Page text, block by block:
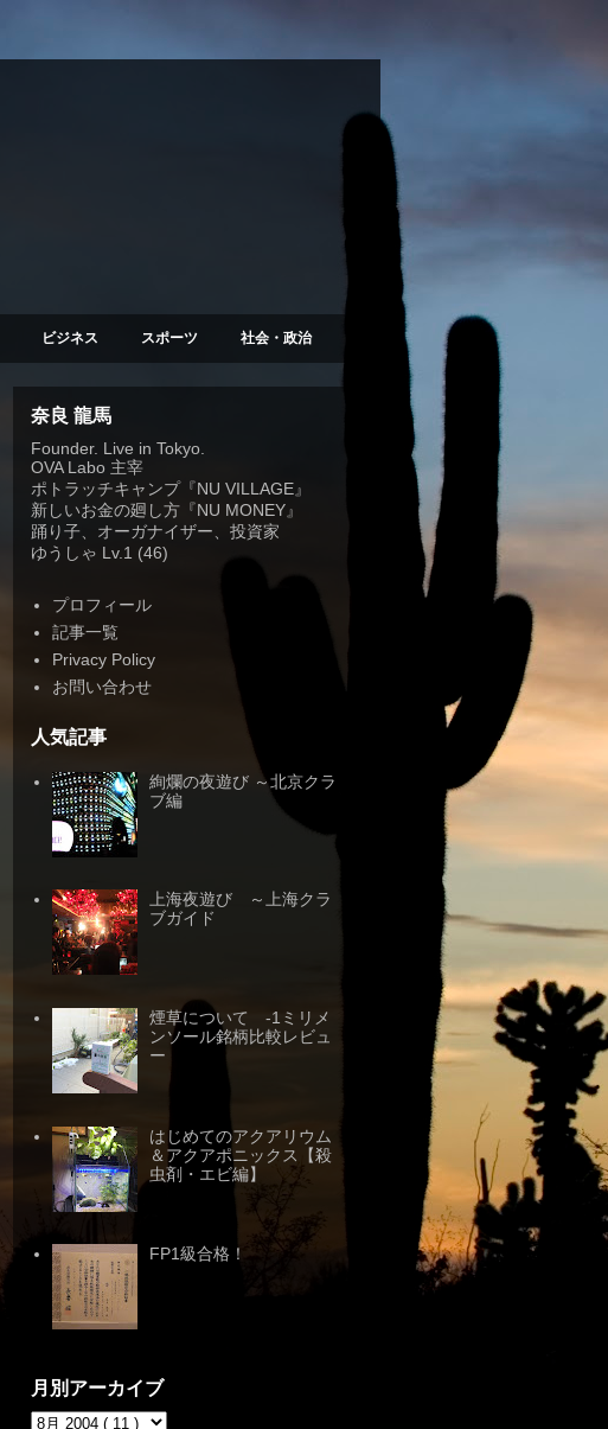
ビジネス スポーツ 社会・政治
奈良 龍馬
Founder. Live in Tokyo.
OVA Labo 主宰
ポトラッチキャンプ『NU VILLAGE』
新しいお金の廻し方『NU MONEY』
踊り子、オーガナイザー、投資家
ゆうしゃ Lv.1 (46)
プロフィール
記事一覧
Privacy Policy
お問い合わせ
人気記事
絢爛の夜遊び ～北京クラ
ブ編
上海夜遊び ～上海クラ
ブガイド
煙草について -1ミリメ
ンソール銘柄比較レビュ
ー
はじめてのアクアリウム
＆アクアポニックス【殺
虫剤・エビ編】
FP1級合格！
月別アーカイブ